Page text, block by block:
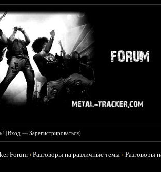
(Вход —Зарегистрироваться)
Forum ›Разговоры на различные темы ›Разговоры